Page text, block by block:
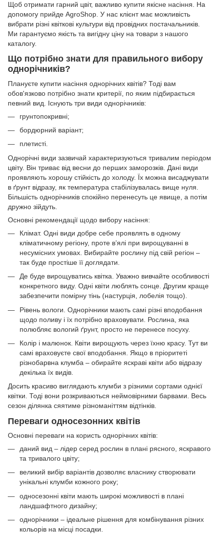
Щоб отримати гарний цвіт, важливо купити якісне насіння. На
допомогу прийде AgroShop. У нас клієнт має можливість
вибрати різні квіткові культури від провідних постачальників.
Ми гарантуємо якість та вигідну ціну на товари з нашого
каталогу.
Що потрібно знати для правильного вибору
однорічників?
Плануєте купити насіння однорічних квітів? Тоді вам
обов'язково потрібно знати критерії, по яким підбирається
певний вид. Існують три види однорічників:
грунтопокривні;
бордюрний варіант;
плетисті.
Однорічні види зазвичай характеризуються тривалим періодом
цвіту. Він триває від весни до перших заморозків. Дані види
проявляють хорошу стійкість до холоду. Їх можна висаджувати
в ґрунт відразу, як температура стабілізувалась вище нуля.
Більшість однорічників спокійно перенесуть це явище, а потім
дружно зійдуть.
Основні рекомендації щодо вибору насіння:
Клімат. Одні види добре себе проявлять в одному
кліматичному регіону, проте в’ялі при вирощуванні в
несумісних умовах. Вибирайте рослину під свій регіон –
так буде простіше її доглядати.
Де буде вирощуватись квітка. Уважно вивчайте особливості
конкретного виду. Одні квіти люблять сонце. Другим краще
забезпечити помірну тінь (настурція, лобелія тощо).
Рівень вологи. Однорічники мають самі різні вподобання
щодо поливу і їх потрібно враховувати. Рослина, яка
полюбляє вологий ґрунт, просто не перенесе посуху.
Колір і малюнок. Квіти вирощують через їхню красу. Тут ви
самі враховуєте свої вподобання. Якщо в пріоритеті
різнобарвна клумба – обирайте яскраві квіти або відразу
декілька їх видів.
Досить красиво виглядають клумби з різними сортами однієї
квітки. Тоді вони розкриваються неймовірними барвами. Весь
сезон ділянка сяятиме різноманіттям відтінків.
Переваги односезонних квітів
Основні переваги на користь однорічних квітів:
даний вид – лідер серед рослин в плані рясного, яскравого
та тривалого цвіту;
великий вибір варіантів дозволяє власнику створювати
унікальні клумби кожного року;
односезонні квіти мають широкі можливості в плані
ландшафтного дизайну;
однорічники – ідеальне рішення для комбінування різних
кольорів на місці посадки.